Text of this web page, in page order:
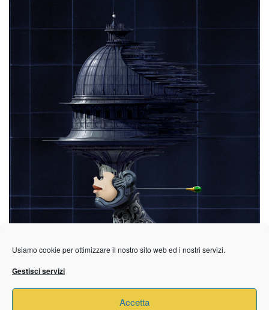
Usiamo cookie per ottimizzare il nostro sito web ed i nostri servizi.
Gestisci servizi
Accetta